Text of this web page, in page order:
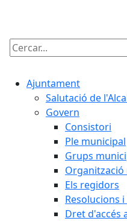
Cercar:
Ajuntament
Salutació de
Govern
Consistori
Ple municipal
Grups
Organització
Els regidors
Resolucions
Dret d'accés